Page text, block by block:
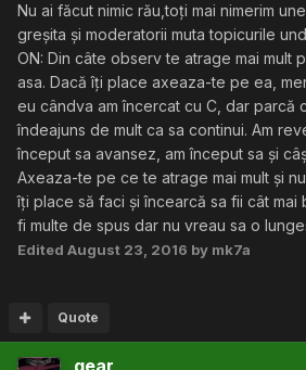
Nu ai făcut nimic rău,toți mai nimerim
greșita și moderatorii muta topicurile
ON: Din câte observ te atrage mai mult
asa. Dacă îți place axeaza-te pe ea,
eu cândva am încercat cu C, dar parcă
îndeajuns de mult ca sa continui. Am
început sa avansez, am început sa și
Axeaza-te pe ce te atrage mai mult și
îți place să faci și încearcă sa fii cât mai
fi multe de spus dar nu vreau sa o
Edited August 23, 2016 by mk7a
Quote